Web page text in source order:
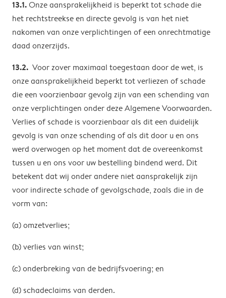
13.1.Onze aansprakelijkheid is beperkt tot schade die
het rechtstreekse en directe gevolg is van het niet
nakomen van onze verplichtingen of een onrechtmatige
daad onzerzijds.
13.2. Voor zover maximaal toegestaan ​​door de wet, is
onze aansprakelijkheid beperkt tot verliezen of schade
die een voorzienbaar gevolg zijn van een schending van
onze verplichtingen onder deze Algemene Voorwaarden.
Verlies of schade is voorzienbaar als dit een duidelijk
gevolg is van onze schending of als dit door u en ons
werd overwogen op het moment dat de overeenkomst
tussen u en ons voor uw bestelling bindend werd. Dit
betekent dat wij onder andere niet aansprakelijk zijn
voor indirecte schade of gevolgschade, zoals die in de
vorm van:
(a) omzetverlies;
(b) verlies van winst;
(c) onderbreking van de bedrijfsvoering; en
(d) schadeclaims van derden.